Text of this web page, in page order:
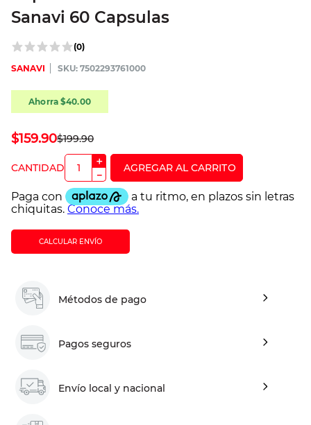
Sanavi 60 Capsulas
(0)
SANAVI :7502293761000
Ahorra$40.00
$199.90
$159.90
＋
－
CALCULAR ENVÍO
Métodos de pago
Pagos seguros
Envío local y nacional